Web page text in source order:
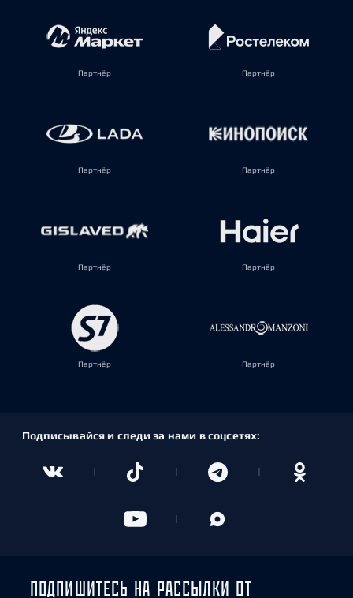
Партнёр Партнёр
Партнёр Партнёр
Партнёр Партнёр
Партнёр Партнёр
Подписывайся и следи за нами в соцсетях:
ПОДПИШИТЕСЬ НА РАССЫЛКИ ОТ